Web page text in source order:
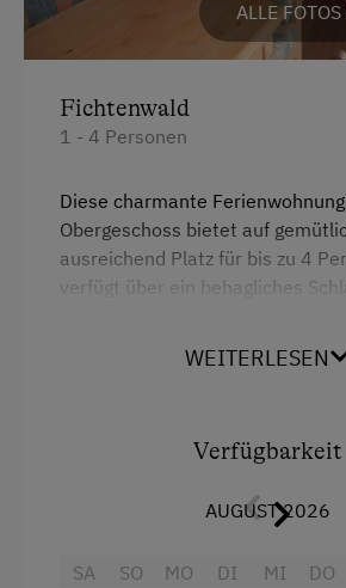
Wlan
Küche
Altbau
Stockbett
ALLE
Fichtenwald
1 - 4 Personen
Diese charmante
Obergeschoss bietet auf
ausreichend Platz für bis zu 4
verfügt über ein behagliches
separates Kinderzimmer,
einem Etagenbett, perfekt für die
Wasserkocher und kompletter
und Verweilen ein. Das
Highlight ist die private
WEITERLESEN
Verfügbarkeit
AUGUST 2026
SA
SO
MO
DI
MI
DO